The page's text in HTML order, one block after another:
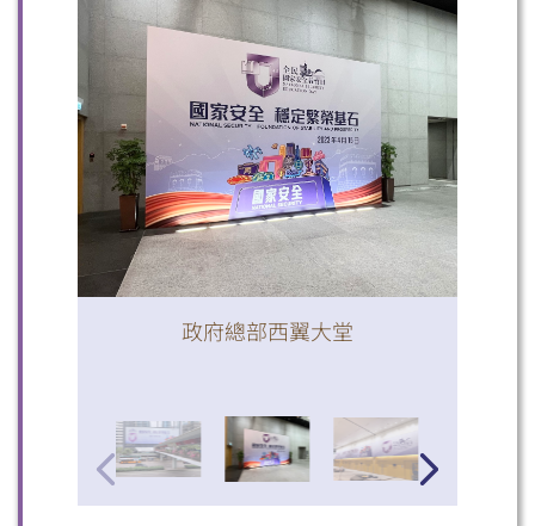
政府總部西翼大堂
掃一掃關注我們的社交媒體，緊貼最新資訊！
微信 微博 小紅書